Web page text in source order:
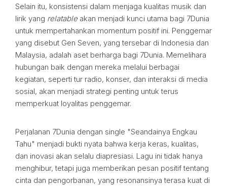
Selain itu, konsistensi dalam menjaga kualitas musik dan
lirik yang relatableakan menjadi kunci utama bagi 7Dunia
untuk mempertahankan momentum positif ini. Penggemar
yang disebut Gen Seven, yang tersebar di Indonesia dan
Malaysia, adalah aset berharga bagi 7Dunia. Memelihara
hubungan baik dengan mereka melalui berbagai
kegiatan, seperti tur radio, konser, dan interaksi di media
sosial, akan menjadi strategi penting untuk terus
memperkuat loyalitas penggemar.
Perjalanan 7Dunia dengan single "Seandainya Engkau
Tahu" menjadi bukti nyata bahwa kerja keras, kualitas,
dan inovasi akan selalu diapresiasi. Lagu ini tidak hanya
menghibur, tetapi juga memberikan pesan positif tentang
cinta dan pengorbanan, yang resonansinya terasa kuat di